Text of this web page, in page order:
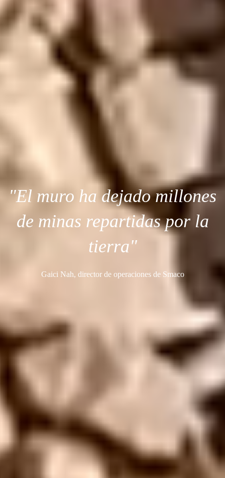
"El muro ha dejado millones
de minas repartidas por la
tierra"
Gaici Nah, director de operaciones de Smaco